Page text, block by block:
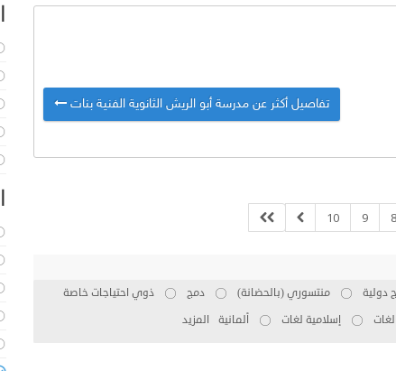
تفاصيل أكثر عن مدرسة أبو الريش الثانوية الفنية بنات
8
9
10
دولية منتسوري (بالحضانة) دمج
ذوي احتياجات خاصة
إسلامية لغات ألمانية المزيد